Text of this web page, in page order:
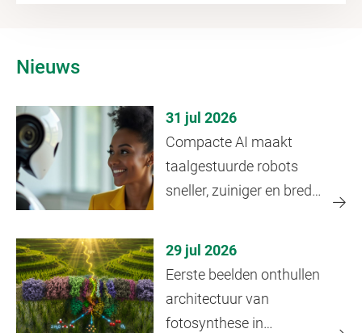
Nieuws
31 jul 2026
Compacte AI maakt
taalgestuurde robots
sneller, zuiniger en breder
29 jul 2026
Eerste beelden onthullen
architectuur van
fotosynthese in